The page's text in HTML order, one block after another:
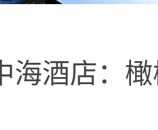
海酒店：